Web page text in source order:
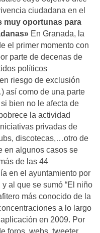
ciudadana en el
muy oportunas para
En Granada, la
el primer momento con
parte de decenas de
políticos
riesgo de exclusión
así como de una parte
bien no le afecta de
la actividad
privadas de
discotecas,…otro de
en algunos casos se
de las 44
en el ayuntamiento por
al que se sumó “El niño
más conocido de la
a lo largo
en 2009. Por
foros, webs, tweeter,